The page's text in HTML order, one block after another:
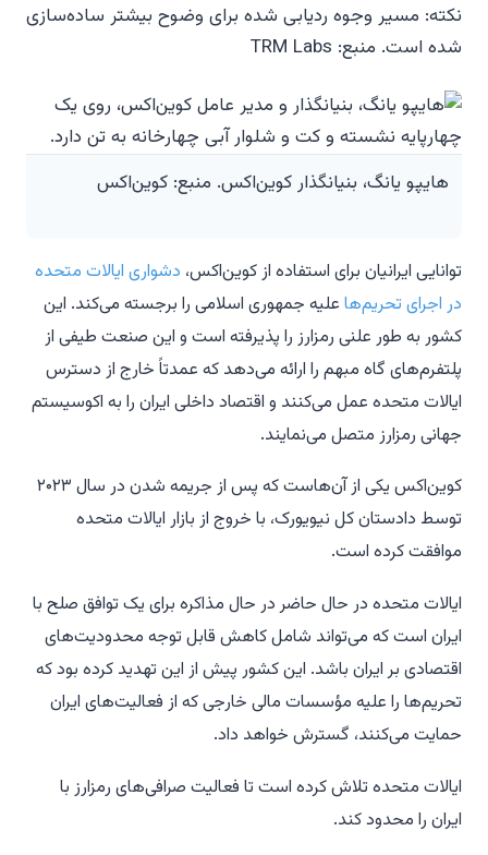
نکته: مسیر وجوه ردیابی شده برای وضوح بیشتر ساده‌سازی
شده است. منبع: TRM Labs
هایپو یانگ، بنیانگذار کوین‌اکس. منبع: کوین‌اکس
توانایی ایرانیان برای استفاده از کوین‌اکس، دشواری ایالات متحده
در اجرای تحریم‌ها علیه جمهوری اسلامی را برجسته می‌کند. این
کشور به طور علنی رمزارز را پذیرفته است و این صنعت طیفی از
پلتفرم‌های گاه مبهم را ارائه می‌دهد که عمدتاً خارج از دسترس
ایالات متحده عمل می‌کنند و اقتصاد داخلی ایران را به اکوسیستم
جهانی رمزارز متصل می‌نمایند.
کوین‌اکس یکی از آن‌هاست که پس از جریمه شدن در سال ۲۰۲۳
توسط دادستان کل نیویورک، با خروج از بازار ایالات متحده
موافقت کرده است.
ایالات متحده در حال حاضر در حال مذاکره برای یک توافق صلح با
ایران است که می‌تواند شامل کاهش قابل توجه محدودیت‌های
اقتصادی بر ایران باشد. این کشور پیش از این تهدید کرده بود که
تحریم‌ها را علیه مؤسسات مالی خارجی که از فعالیت‌های ایران
حمایت می‌کنند، گسترش خواهد داد.
ایالات متحده تلاش کرده است تا فعالیت صرافی‌های رمزارز با
ایران را محدود کند.